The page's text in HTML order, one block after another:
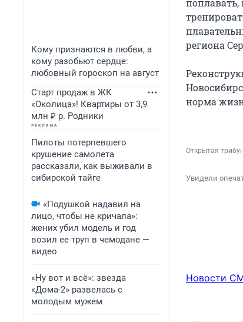
Кому признаются в любви, а
кому разобьют сердце:
любовный гороскоп на август
Старт продаж в ЖК
«Околица»! Квартиры от 3,9
млн ₽ р. Родники
Пилоты потерпевшего
крушение самолета
рассказали, как выживали в
сибирской тайге
«Подушкой надавил на
лицо, чтобы не кричала»:
жених убил модель и год
возил ее труп в чемодане —
видео
«Ну вот и всё»: звезда
«Дома-2» развелась с
молодым мужем
поплавать,
региона
норма
Открытая
Увидели
Новости